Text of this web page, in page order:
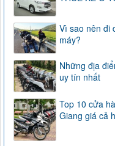
Vì sao nên đi
máy?
Những địa
uy tín nhất
Top 10 cửa
Giang giá cả